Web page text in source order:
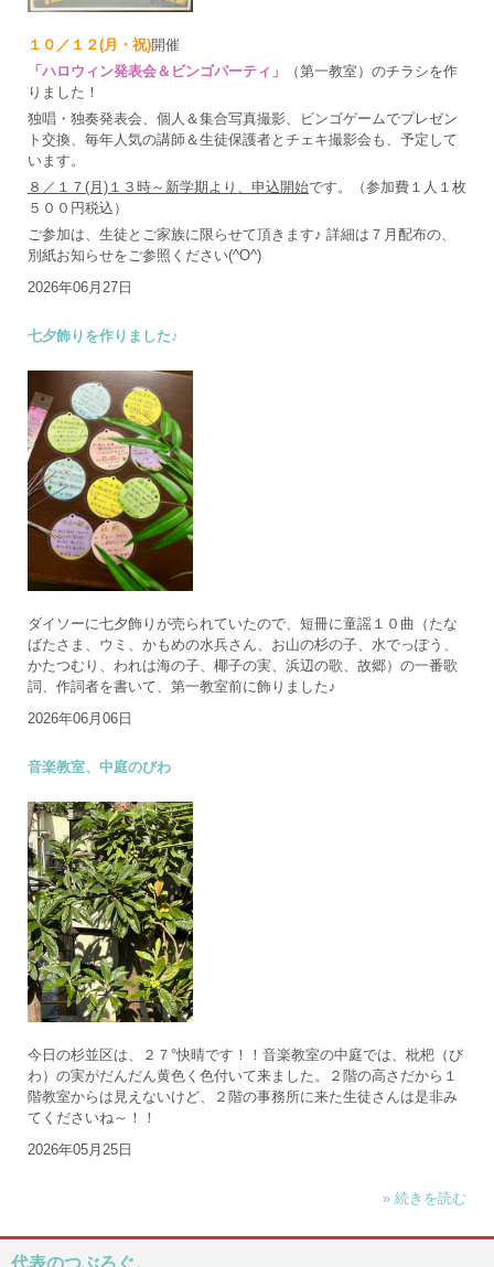
１０／１２(月・祝)開催
「ハロウィン発表会＆ビンゴパーティ」
（第一教室）のチラシを作
りました！
独唱・独奏発表会、個人＆集合写真撮影、ビンゴゲームでプレゼン
ト交換、毎年人気の講師＆生徒保護者とチェキ撮影会も、予定して
います。
８／１７(月)１３時～新学期より、申込開始です。（参加費１人１枚
５００円税込）
ご参加は、生徒とご家族に限らせて頂きます♪ 詳細は７月配布の、
別紙お知らせをご参照ください(^O^)
2026年06月27日
七夕飾りを作りました♪
ダイソーに七夕飾りが売られていたので、短冊に童謡１０曲（たな
ばたさま、ウミ、かもめの水兵さん、お山の杉の子、水でっぽう、
かたつむり、われは海の子、椰子の実、浜辺の歌、故郷）の一番歌
詞、作詞者を書いて、第一教室前に飾りました♪
2026年06月06日
音楽教室、中庭のびわ
今日の杉並区は、２７°快晴です！！音楽教室の中庭では、枇杷（び
わ）の実がだんだん黄色く色付いて来ました。２階の高さだから１
階教室からは見えないけど、２階の事務所に来た生徒さんは是非み
てくださいね～！！
2026年05月25日
» 続きを読む